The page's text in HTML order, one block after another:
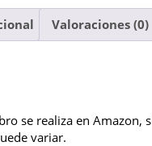
Revolución
Democrática
cantidad
Valoraciones (0)
se realiza en Amazon,
variar.